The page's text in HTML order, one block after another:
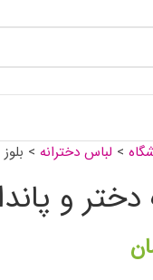
> لباس دخترانه>
و پاندا